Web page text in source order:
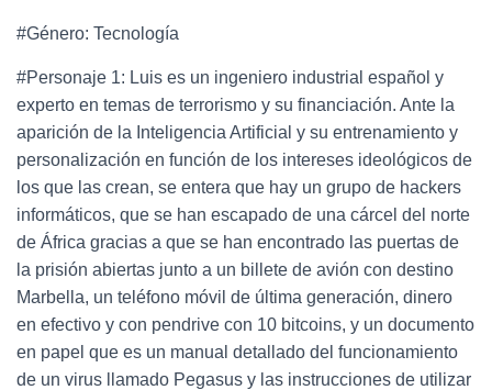
#Género: Tecnología
#Personaje 1: Luis es un ingeniero industrial español y
experto en temas de terrorismo y su financiación. Ante la
aparición de la Inteligencia Artificial y su entrenamiento y
personalización en función de los intereses ideológicos de
los que las crean, se entera que hay un grupo de hackers
informáticos, que se han escapado de una cárcel del norte
de África gracias a que se han encontrado las puertas de
la prisión abiertas junto a un billete de avión con destino
Marbella, un teléfono móvil de última generación, dinero
en efectivo y con pendrive con 10 bitcoins, y un documento
en papel que es un manual detallado del funcionamiento
de un virus llamado Pegasus y las instrucciones de utilizar